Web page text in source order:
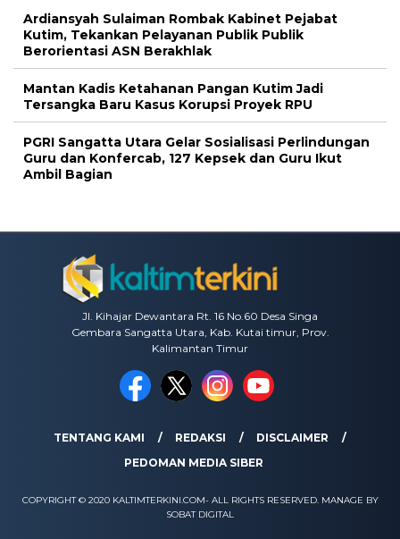
Ardiansyah Sulaiman Rombak Kabinet Pejabat
Kutim, Tekankan Pelayanan Publik Publik
Berorientasi ASN Berakhlak
Mantan Kadis Ketahanan Pangan Kutim Jadi
Tersangka Baru Kasus Korupsi Proyek RPU
PGRI Sangatta Utara Gelar Sosialisasi Perlindungan
Guru dan Konfercab, 127 Kepsek dan Guru Ikut
Ambil Bagian
Jl. Kihajar Dewantara Rt. 16 No.60 Desa Singa
Gembara Sangatta Utara, Kab. Kutai timur, Prov.
Kalimantan Timur
TENTANG KAMI REDAKSI
DISCLAIMER
PEDOMAN MEDIA SIBER
COPYRIGHT © 2020 KALTIMTERKINI.COM- ALL RIGHTS RESERVED. MANAGE BY
SOBAT DIGITAL